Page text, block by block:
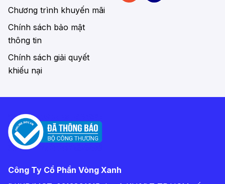
Chương trình khuyến mãi
Chính sách bảo mật
thông tin
Chính sách giải quyết
khiếu nại
Công Ty Cổ Phần Vòng Xanh